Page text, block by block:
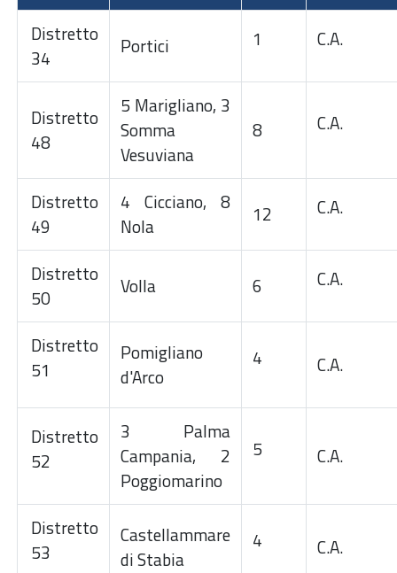
Distretto
34
Portici 1 C.A.
Distretto
48
5 Marigliano, 3
Somma
Vesuviana
8 C.A.
Distretto
49
4 Cicciano, 8
Nola
12 C.A.
Distretto
50
Volla 6 C.A.
Distretto
51
Pomigliano
d'Arco
4 C.A.
Distretto
52
3 Palma
Campania, 2
Poggiomarino
5 C.A.
Distretto
53
Castellammare
di Stabia
4 C.A.